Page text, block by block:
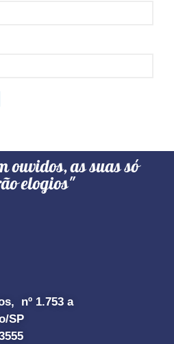
ouvidos, as suas só
elogios"
nº 1.753 a
SP